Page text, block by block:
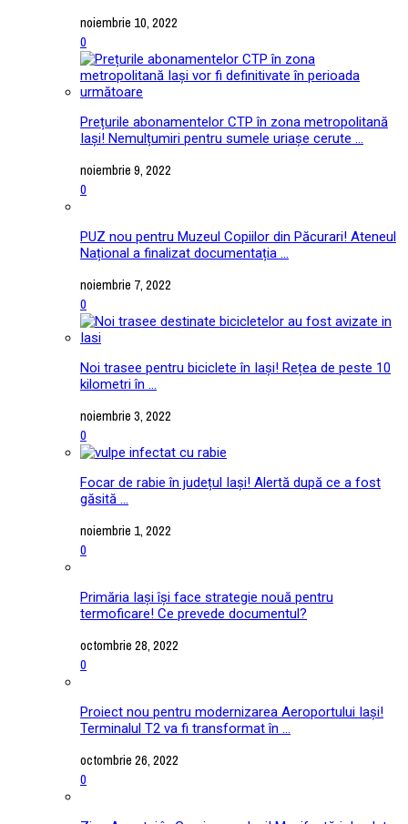
noiembrie 10, 2022
0
Prețurile abonamentelor CTP în zona metropolitană
Iași! Nemulțumiri pentru sumele uriașe cerute ...
noiembrie 9, 2022
0
PUZ nou pentru Muzeul Copiilor din Păcurari! Ateneul
Național a finalizat documentația ...
noiembrie 7, 2022
0
Noi trasee pentru biciclete în Iași! Rețea de peste 10
kilometri în ...
noiembrie 3, 2022
0
Focar de rabie în județul Iași! Alertă după ce a fost
găsită ...
noiembrie 1, 2022
0
Primăria Iași își face strategie nouă pentru
termoficare! Ce prevede documentul?
octombrie 28, 2022
0
Proiect nou pentru modernizarea Aeroportului Iași!
Terminalul T2 va fi transformat în ...
octombrie 26, 2022
0